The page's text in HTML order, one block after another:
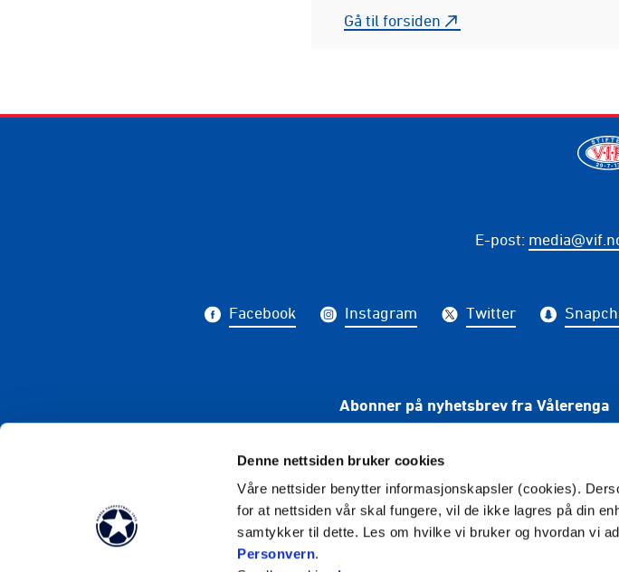
Denne nettsiden bruker cookies
Våre nettsider benytter informasjonskapsler (cookies).
for at nettsiden vår skal fungere, vil de ikke lagres på din
samtykker til dette. Les om hvilke vi bruker og hvordan vi
Personvern.
Gå til forsiden
E-post:
Facebook Instagram Twitter
Abonner på nyhetsbrev fra Vålerenga